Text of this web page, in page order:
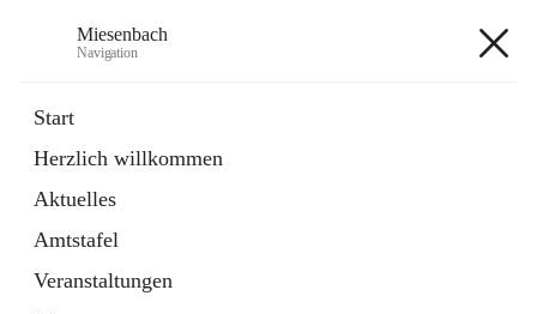
Miesenbach
Navigation
Start
Herzlich willkommen
Aktuelles
Amtstafel
Veranstaltungen
Externe Webseite
in
Tab
Region Schneebergland
Externe Webseite
öffnet
in
neuem